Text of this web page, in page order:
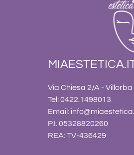
Via Chiesa 2/A - Villorba
Tel: 0422.1498013
Email:
P.I. 05328820260
REA: TV-436429